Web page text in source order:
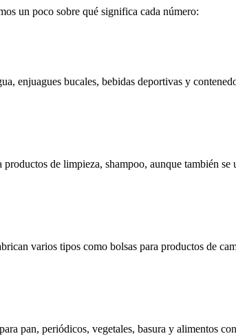
un poco sobre qué significa cada número:
enjuagues bucales, bebidas deportivas y
de limpieza, shampoo, aunque también
varios tipos como bolsas para productos de
pan, periódicos, vegetales, basura y alimentos